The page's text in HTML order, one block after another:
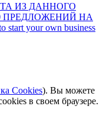
ИЗ ДАННОГО
ПРЕДЛОЖЕНИЙ НА
your own business
Cookies). Вы можете
в своем браузере.